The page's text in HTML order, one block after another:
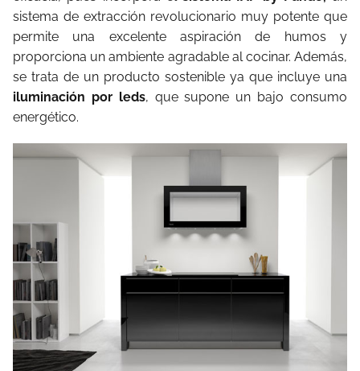
sistema de extracción revolucionario muy potente que
permite una excelente aspiración de humos y
proporciona un ambiente agradable al cocinar. Además,
se trata de un producto sostenible ya que incluye una
iluminación por leds, que supone un bajo consumo
energético.